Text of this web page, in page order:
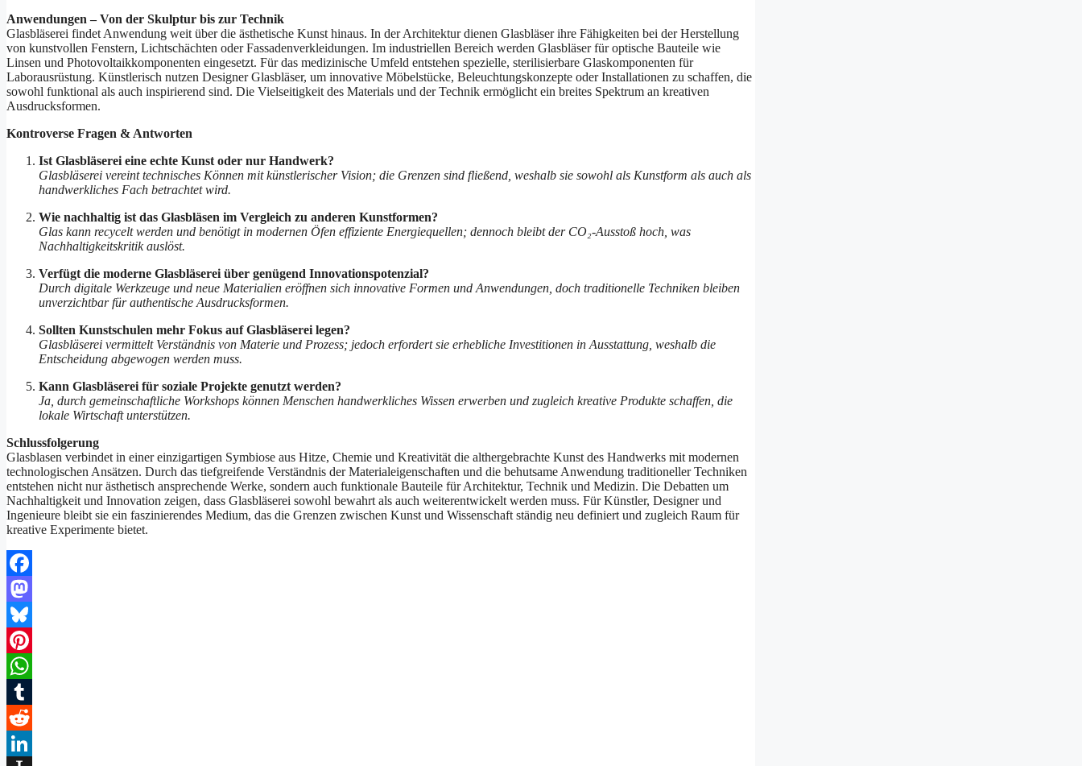
Anwendungen – Von der Skulptur bis zur Technik
Glasbläserei findet Anwendung weit über die ästhetische Kunst hinaus. In der Architektur dienen Glasbläser ihre Fähigkeiten bei der Herstellung
von kunstvollen Fenstern, Lichtschächten oder Fassadenverkleidungen. Im industriellen Bereich werden Glasbläser für optische Bauteile wie
Linsen und Photovoltaikkomponenten eingesetzt. Für das medizinische Umfeld entstehen spezielle, sterilisierbare Glaskomponenten für
Laborausrüstung. Künstlerisch nutzen Designer Glasbläser, um innovative Möbelstücke, Beleuchtungskonzepte oder Installationen zu schaffen, die
sowohl funktional als auch inspirierend sind. Die Vielseitigkeit des Materials und der Technik ermöglicht ein breites Spektrum an kreativen
Ausdrucksformen.
Kontroverse Fragen & Antworten
Ist Glasbläserei eine echte Kunst oder nur Handwerk?
Glasbläserei vereint technisches Können mit künstlerischer Vision; die Grenzen sind fließend, weshalb sie sowohl als Kunstform als auch als
handwerkliches Fach betrachtet wird.
Wie nachhaltig ist das Glasbläsen im Vergleich zu anderen Kunstformen?
Glas kann recycelt werden und benötigt in modernen Öfen effiziente Energiequellen; dennoch bleibt der CO₂-Ausstoß hoch, was
Nachhaltigkeitskritik auslöst.
Verfügt die moderne Glasbläserei über genügend Innovationspotenzial?
Durch digitale Werkzeuge und neue Materialien eröffnen sich innovative Formen und Anwendungen, doch traditionelle Techniken bleiben
unverzichtbar für authentische Ausdrucksformen.
Sollten Kunstschulen mehr Fokus auf Glasbläserei legen?
Glasbläserei vermittelt Verständnis von Materie und Prozess; jedoch erfordert sie erhebliche Investitionen in Ausstattung, weshalb die
Entscheidung abgewogen werden muss.
Kann Glasbläserei für soziale Projekte genutzt werden?
Ja, durch gemeinschaftliche Workshops können Menschen handwerkliches Wissen erwerben und zugleich kreative Produkte schaffen, die
lokale Wirtschaft unterstützen.
Schlussfolgerung
Glasblasen verbindet in einer einzigartigen Symbiose aus Hitze, Chemie und Kreativität die althergebrachte Kunst des Handwerks mit modernen
technologischen Ansätzen. Durch das tiefgreifende Verständnis der Materialeigenschaften und die behutsame Anwendung traditioneller Techniken
entstehen nicht nur ästhetisch ansprechende Werke, sondern auch funktionale Bauteile für Architektur, Technik und Medizin. Die Debatten um
Nachhaltigkeit und Innovation zeigen, dass Glasbläserei sowohl bewahrt als auch weiterentwickelt werden muss. Für Künstler, Designer und
Ingenieure bleibt sie ein faszinierendes Medium, das die Grenzen zwischen Kunst und Wissenschaft ständig neu definiert und zugleich Raum für
kreative Experimente bietet.
Facebook
Mastodon
Bluesky
Pinterest
WhatsApp
Tumblr
Reddit